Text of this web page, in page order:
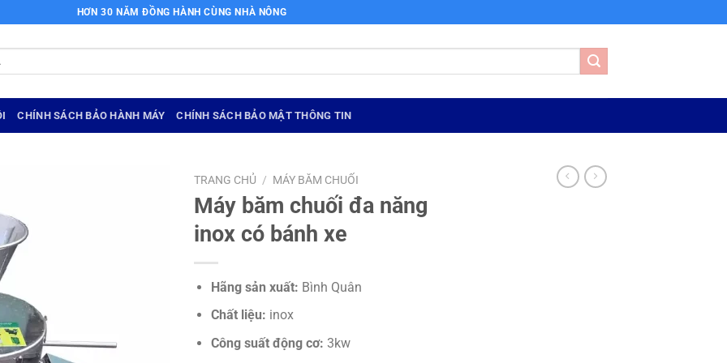
HƠN 30 NĂM ĐỒNG HÀNH CÙNG NHÀ NÔNG
CHÍNH SÁCH BẢO HÀNH MÁY CHÍNH SÁCH BẢO MẬT THÔNG TIN
TRANG CHỦ / MÁY BĂM CHUỐI
Máy băm chuối đa năng
inox có bánh xe
Hãng sản xuất: Bình Quân
Chất liệu: inox
Công suất động cơ: 3kw